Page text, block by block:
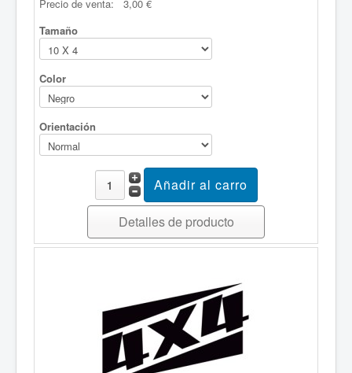
Precio de venta:
3,00 €
Tamaño
Color
Orientación
Detalles de producto